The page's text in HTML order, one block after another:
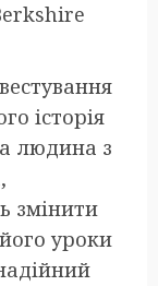
історія
людина з
змінити
уроки